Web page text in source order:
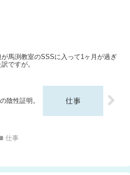
が馬渕教室のSSSに入って1ヶ月が過ぎ
訳ですが。
陰性証明。
仕事